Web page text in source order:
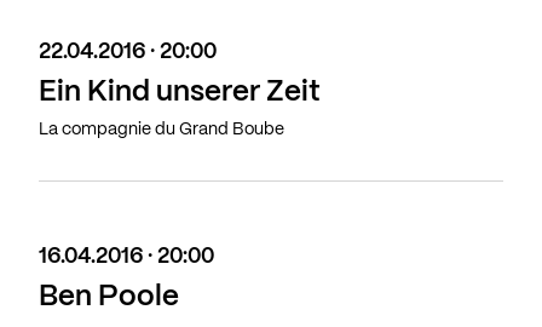
22.04.2016 · 20:00
Ein Kind unserer Zeit
La compagnie du Grand Boube
16.04.2016 · 20:00
Ben Poole